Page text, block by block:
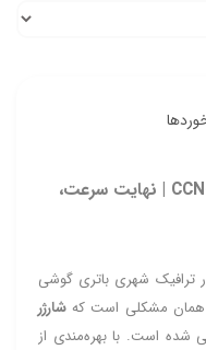
شارژر فندکی نوکسو NOXO مدل CCN-3 | نهایت سرعت،
ترافیک شهری باتری گوشی
همان مشکلی است که شارژر
شده است. با بهره‌مندی از